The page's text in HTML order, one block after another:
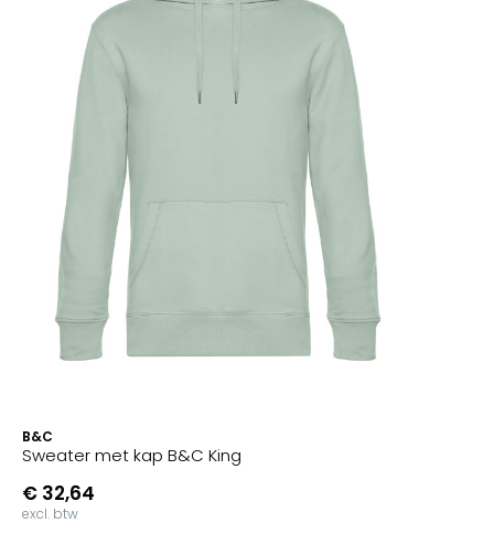
B&C
Sweater met kap B&C King
€ 32,64
excl. btw